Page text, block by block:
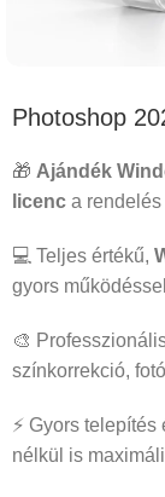
Photoshop
🎁 Ajándék
licenc a
💻 Teljes értékű,
gyors
🎨
színkorrekció,
⚡ Gyors
nélkül is